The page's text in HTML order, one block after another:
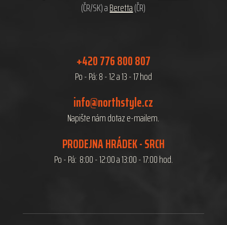
(ČR/SK) aBeretta(ČR)
+420 776 800 807
Po - Pá: 8 - 12 a 13 - 17 hod
info@northstyle.cz
Napište nám dotaz e-mailem.
PRODEJNA HRÁDEK - SRCH
Po - Pá: 8:00 - 12:00 a 13:00 - 17:00 hod.